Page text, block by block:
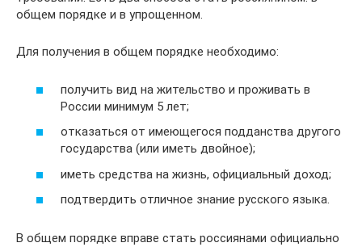
общем порядке и в упрощенном.
Для получения в общем порядке необходимо:
получить вид на жительство и проживать в
России минимум 5 лет;
отказаться от имеющегося подданства другого
государства (или иметь двойное);
иметь средства на жизнь, официальный доход;
подтвердить отличное знание русского языка.
В общем порядке вправе стать россиянами официально